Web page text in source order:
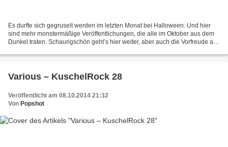
Es durfte sich gegruselt werden im letzten Monat bei Halloween. Und hier
sind mehr monstermäßige Veröffentlichungen, die alle im Oktober aus dem
Dunkel traten. Schaurigschön geht’s hier weiter, aber auch die Vorfreude auf
Various – KuschelRock 28
Veröffentlicht am 08.10.2014 21:32
Von Popshot